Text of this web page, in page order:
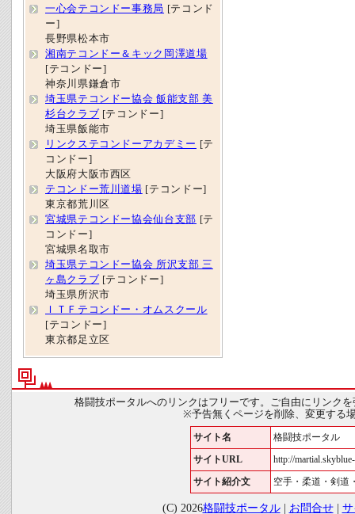
一心会テコンドー事務局 [テコンド
ー]
長野県松本市
湘南テコンドー＆キック岡澤道場
[テコンドー]
神奈川県鎌倉市
埼玉県テコンドー協会 飯能支部 美
杉台クラブ [テコンドー]
埼玉県飯能市
リンクステコンドーアカデミー [テ
コンドー]
大阪府大阪市西区
テコンドー荒川道場 [テコンドー]
東京都荒川区
宮城県テコンドー協会仙台支部 [テ
コンドー]
宮城県名取市
埼玉県テコンドー協会 所沢支部 三
ヶ島クラブ [テコンドー]
埼玉県所沢市
ＩＴＦテコンドー・オムスクール
[テコンドー]
東京都足立区
格闘技ポータルへのリンクはフリーです。ご自由にリンク
※予告無くページを削除、変更する
サイト名 格闘技ポータル
サイトURL http://
サイト紹介文 空手・柔道・剣道
(C) 2026格闘技ポータル| お問合せ|